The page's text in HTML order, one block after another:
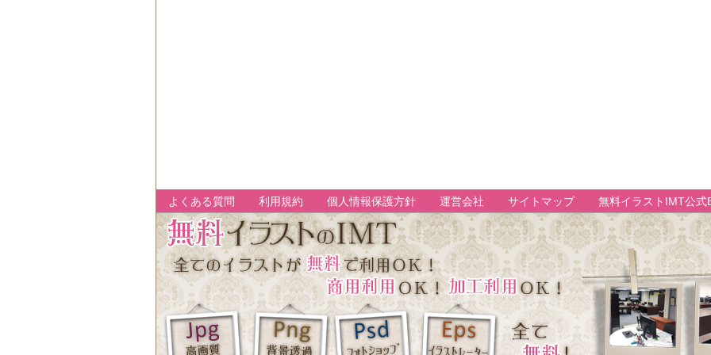
よくある質問 利用規約 個人情報保護方針 運営会社 サイトマップ 無料イラストIMT公式